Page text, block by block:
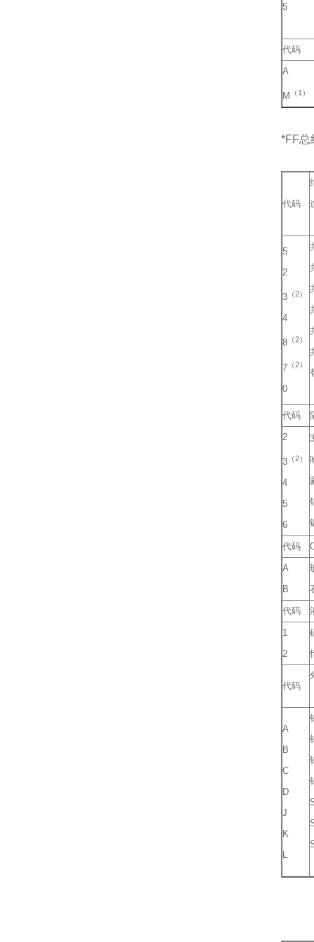
5
代码
A
M （1）
*FF总
代码
5
2
3 （2）
4
8 （2）
7 （2）
0
代码
2
3 （2）
4
5
6
代码
A
B
代码
1
2
代码
A
B
C
D
J
K
L